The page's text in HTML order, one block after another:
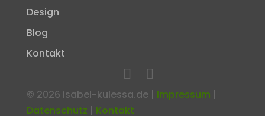
Design
Blog
Kontakt
© 2026 isabel-kulessa.de | Impressum |
Datenschutz | Kontakt